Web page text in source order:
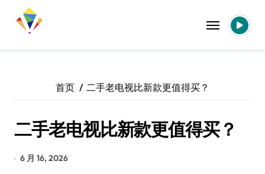
首页 二手老电视比新款更值得买？
二手老电视比新款更值得买？
6 月 16, 2026